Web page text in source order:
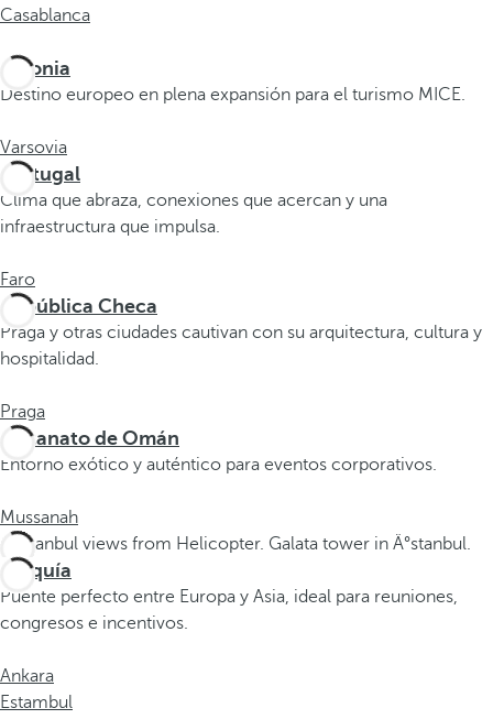
o
á
s
a
a
c
e
e
s
p
u
e
e
p
u
l
a
r
Casablanca
Polonia
Destino europeo en plena expansión para el turismo MICE.
Varsovia
Portugal
Clima que abraza, conexiones que acercan y una
infraestructura que impulsa.
Faro
República Checa
Praga y otras ciudades cautivan con su arquitectura, cultura y
hospitalidad.
Praga
Sultanato de Omán
Entorno exótico y auténtico para eventos corporativos.
Mussanah
Turquía
Puente perfecto entre Europa y Asia, ideal para reuniones,
congresos e incentivos.
Ankara
Estambul